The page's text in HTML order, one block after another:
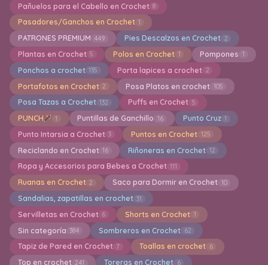
Pañuelos para el Cabello en Crochet 8
Pasadores/Ganchos en Crochet 1
PATRONES PREMIUM 449 Pies Descalzos en Crochet 2
Plantas en Crochet 5 Polos en Crochet 1 Pompones 1
Ponchos a crochet 135 Porta lapices a crochet 2
Portafotos en Crochet 2 Posa Platos en crochet 105
Posa Tazas a Crochet 132 Puffs en Crochet 5
PUNCH 1 Puntillas de Ganchillo 16 Punto Cruz 1
Punto Intarsia a Crochet 3 Puntos en Crochet 125
Reciclando en Crochet 16 Riñoneras en Crochet 12
Ropa y Accesorios para Bebes a Crochet 111
Ruanas en Crochet 2 Saco para Dormir en Crochet 10
Sandalias, zapatillas en crochet 31
Servilletas en Crochet 6 Shorts en Crochet 1
Sin categoría 384 Sombreros en Crochet 62
Tapiz de Pared en Crochet 7 Toallas en crochet 6
Top en crochet 241 Toreras en Crochet 6